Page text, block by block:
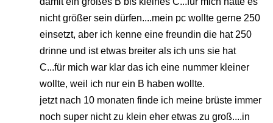
nicht größer sein dürfen....mein pc wollte gerne 250
einsetzt, aber ich kenne eine freundin die hat 250
drinne und ist etwas breiter als ich uns sie hat
C...für mich war klar das ich eine nummer kleiner
wollte, weil ich nur ein B haben wollte.
jetzt nach 10 monaten finde ich meine brüste immer
noch super nicht zu klein eher etwas zu groß....in